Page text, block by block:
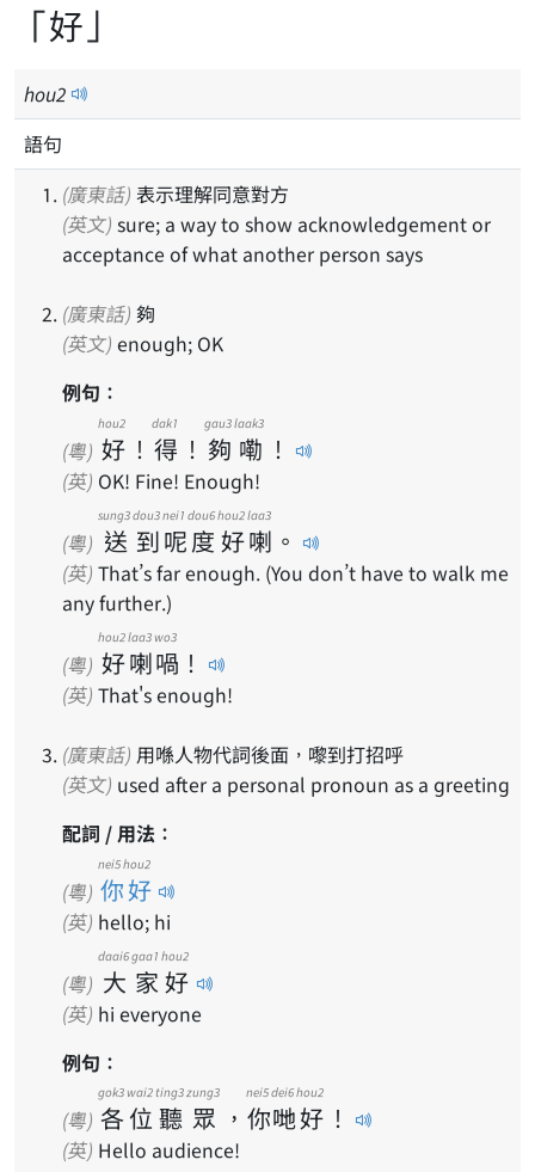
「好」
hou2
語句
(廣東話) 表示理解同意對方
(英文)
acceptance of what another person says
(廣東話) 夠
(英文) enough; OK
例句：
(粵) 好
hou2
！ 得
dak1
！ 夠
gau3
嘞
laak3
！
(英) OK! Fine! Enough!
(粵) 送
sung3
到
dou3
呢
nei1
度
dou6
好
hou2
喇
laa3
。
(英) That’s far enough. (You don’t have to walk me
any further.)
(粵) 好
hou2
喇
laa3
喎
wo3
！
(英) That's enough!
(廣東話) 用喺人物代詞後面，嚟到打招呼
(英文) used after a personal pronoun as a greeting
配詞 / 用法：
(粵) 你好
nei5 hou2
(英) hello; hi
(粵) 大
daai6
家
gaa1
好
hou2
(英) hi everyone
例句：
(粵) 各
gok3
位
wai2
聽
ting3
眾
zung3
， 你
nei5
哋
dei6
好
hou2
！
(英) Hello audience!